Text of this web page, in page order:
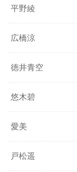
平野綾
広橋涼
徳井青空
悠木碧
愛美
戸松遥